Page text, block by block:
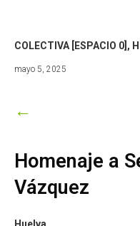
COLECTIVA [ESPACIO 0],
mayo 5, 2025
←
Homenaje a
Vázquez